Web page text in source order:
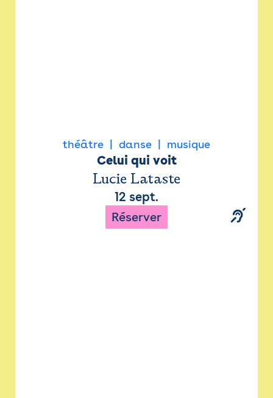
théâtre danse musique
Celui qui voit
Lucie Lataste
12 sept.
Réserver